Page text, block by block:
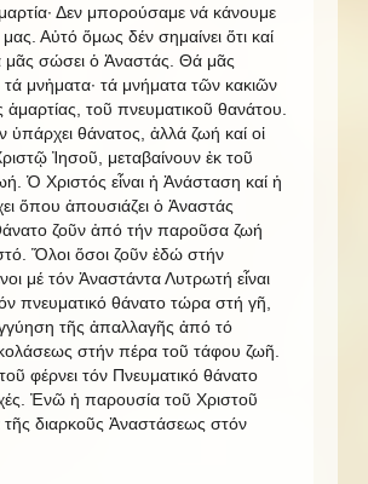
Δεν μπορούσαμε νά κάνουμε
Αὐτό ὅμως δέν σημαίνει ὅτι καί
σώσει ὁ Ἀναστάς. Θά μᾶς
μνἠματα· τά μνήματα τῶν κακιῶν
τοῦ πνευματικοῦ θανάτου.
θάνατος, ἀλλά ζωή καί οἱ
Ἰησοῦ, μεταβαίνουν ἐκ τοῦ
Ὁ Χριστός εἶναι ἡ Ἀνάσταση καί ἡ
ὅπου ἀπουσιάζει ὁ Ἀναστάς
ζοῦν ἀπό τήν παροῦσα ζωή
Ὅλοι ὅσοι ζοῦν ἐδώ στήν
μέ τόν Ἀναστάντα Λυτρωτή εἶναι
πνευματικό θάνατο τώρα στή γῆ,
τῆς ἀπαλλαγῆς ἀπό τό
στήν πέρα τοῦ τάφου ζωῆ.
φέρνει τόν Πνευματικό θάνατο
Ἐνῶ ἡ παρουσία τοῦ Χριστοῦ
τῆς διαρκοῦς Ἀναστάσεως στόν